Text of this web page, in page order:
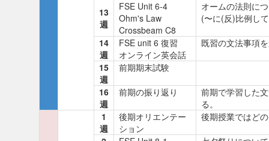
13
週
FSE Unit 6-4
Ohm's Law
Crossbeam C8
オームの法則に
(〜に(反)比例し
14
週
FSE unit 6 復習
オンライン英会話
既習の文法事項
15
週
前期期末試験
16
週
前期の振り返り
前期で学習した
る。
1
週
後期オリエンテー
ション
後期授業ではど